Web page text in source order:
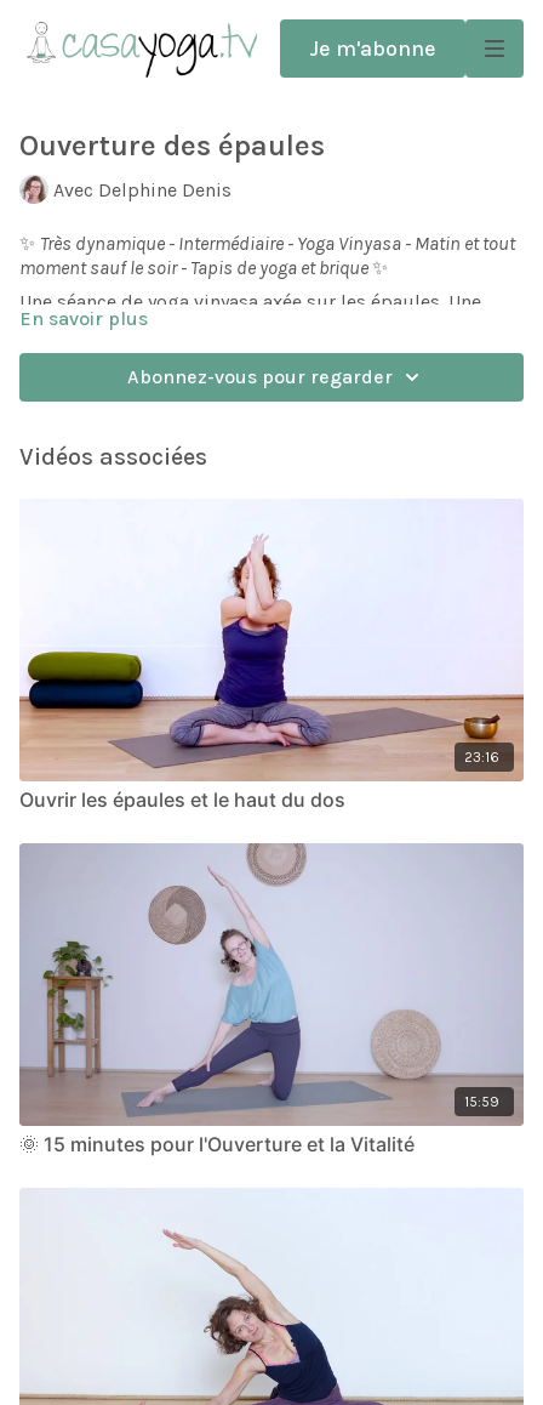
Je m'abonne
Ouverture des épaules
Avec Delphine Denis
✨ Très dynamique - Intermédiaire - Yoga Vinyasa - Matin et tout
moment sauf le soir - Tapis de yoga et brique✨
Une séance de yoga vinyasa axée sur les épaules. Une
pratique dynamique qui délie et ouvre tout le haut du
corps. A pratiquer à tout moment de la journée!
Après des étirements des épaules au sol, Delphine vous
emmène dans un vinyasa fluide qui combinera des
En savoir plus
Abonnez-vous pour regarder
Vidéos associées
23:16
Ouvrir les épaules et le haut du dos
15:59
🌞 15 minutes pour l'Ouverture et la Vitalité